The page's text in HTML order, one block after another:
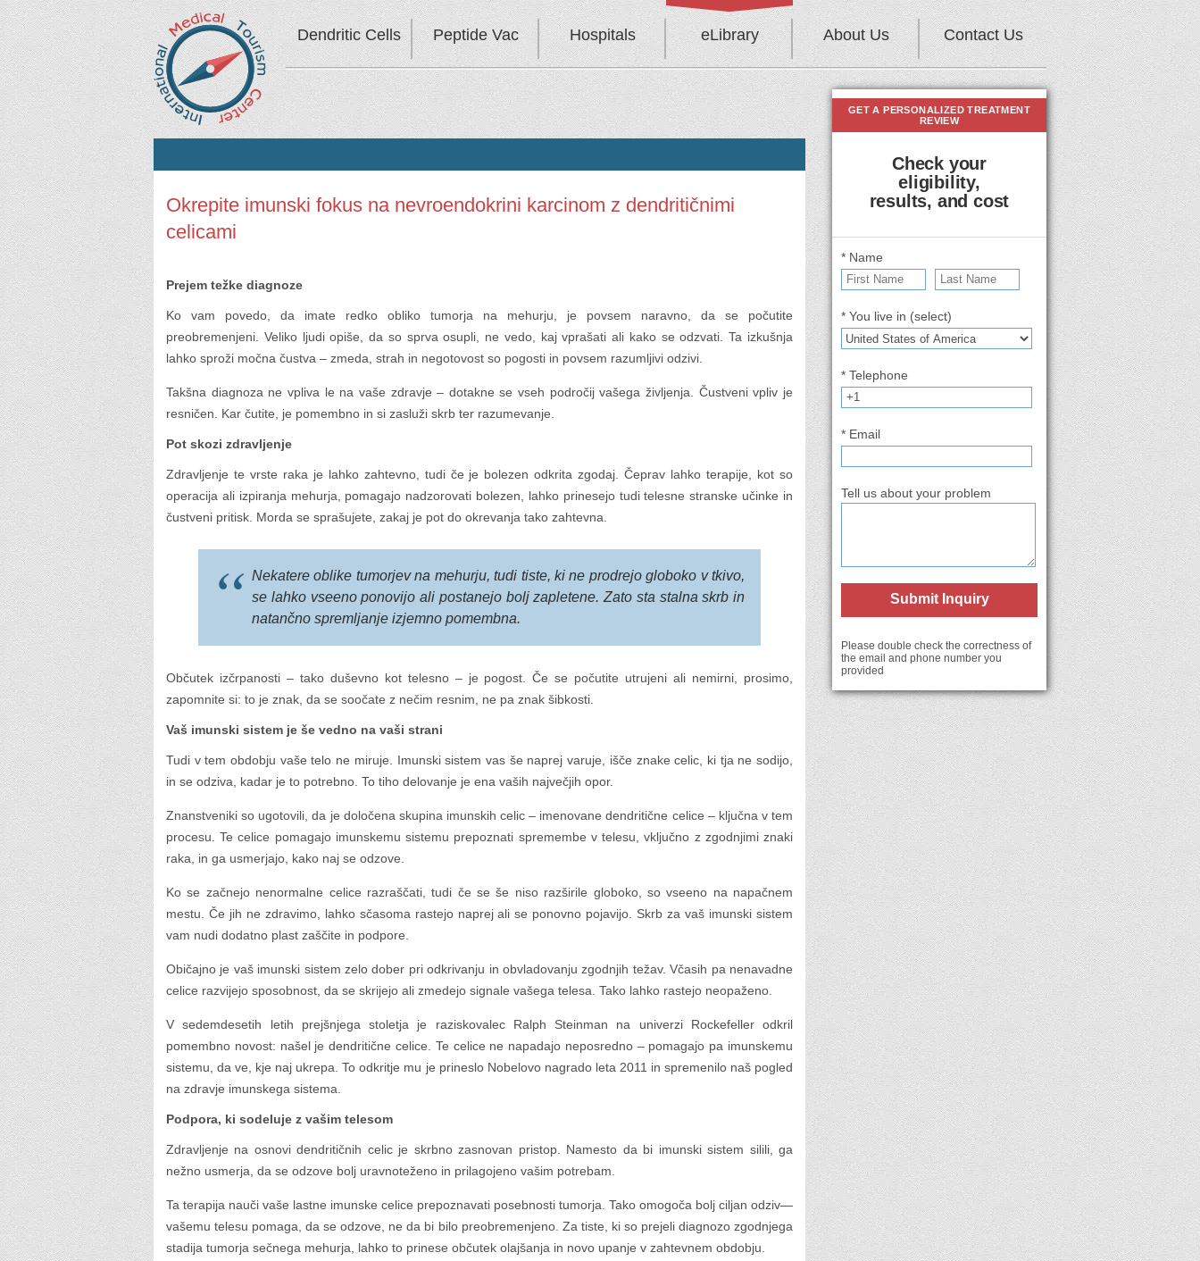
Dendritic Cells Peptide Vac Hospitals eLibrary About Us Contact Us
Okrepite imunski fokus na nevroendokrini karcinom z dendritičnimi
celicami
Prejem težke diagnoze
Ko vam povedo, da imate redko obliko tumorja na mehurju, je povsem naravno, da se počutite
preobremenjeni. Veliko ljudi opiše, da so sprva osupli, ne vedo, kaj vprašati ali kako se odzvati. Ta izkušnja
lahko sproži močna čustva – zmeda, strah in negotovost so pogosti in povsem razumljivi odzivi.
Takšna diagnoza ne vpliva le na vaše zdravje – dotakne se vseh področij vašega življenja. Čustveni vpliv je
resničen. Kar čutite, je pomembno in si zasluži skrb ter razumevanje.
Pot skozi zdravljenje
Zdravljenje te vrste raka je lahko zahtevno, tudi če je bolezen odkrita zgodaj. Čeprav lahko terapije, kot so
operacija ali izpiranja mehurja, pomagajo nadzorovati bolezen, lahko prinesejo tudi telesne stranske učinke in
čustveni pritisk. Morda se sprašujete, zakaj je pot do okrevanja tako zahtevna.
Nekatere oblike tumorjev na mehurju, tudi tiste, ki ne prodrejo globoko v tkivo,
se lahko vseeno ponovijo ali postanejo bolj zapletene. Zato sta stalna skrb in
natančno spremljanje izjemno pomembna.
Občutek izčrpanosti – tako duševno kot telesno – je pogost. Če se počutite utrujeni ali nemirni, prosimo,
zapomnite si: to je znak, da se soočate z nečim resnim, ne pa znak šibkosti.
Vaš imunski sistem je še vedno na vaši strani
Tudi v tem obdobju vaše telo ne miruje. Imunski sistem vas še naprej varuje, išče znake celic, ki tja ne sodijo,
in se odziva, kadar je to potrebno. To tiho delovanje je ena vaših največjih opor.
Znanstveniki so ugotovili, da je določena skupina imunskih celic – imenovane dendritične celice – ključna v tem
procesu. Te celice pomagajo imunskemu sistemu prepoznati spremembe v telesu, vključno z zgodnjimi znaki
raka, in ga usmerjajo, kako naj se odzove.
Ko se začnejo nenormalne celice razraščati, tudi če se še niso razširile globoko, so vseeno na napačnem
mestu. Če jih ne zdravimo, lahko sčasoma rastejo naprej ali se ponovno pojavijo. Skrb za vaš imunski sistem
vam nudi dodatno plast zaščite in podpore.
Običajno je vaš imunski sistem zelo dober pri odkrivanju in obvladovanju zgodnjih težav. Včasih pa nenavadne
celice razvijejo sposobnost, da se skrijejo ali zmedejo signale vašega telesa. Tako lahko rastejo neopaženo.
V sedemdesetih letih prejšnjega stoletja je raziskovalec Ralph Steinman na univerzi Rockefeller odkril
pomembno novost: našel je dendritične celice. Te celice ne napadajo neposredno – pomagajo pa imunskemu
sistemu, da ve, kje naj ukrepa. To odkritje mu je prineslo Nobelovo nagrado leta 2011 in spremenilo naš pogled
na zdravje imunskega sistema.
Podpora, ki sodeluje z vašim telesom
Zdravljenje na osnovi dendritičnih celic je skrbno zasnovan pristop. Namesto da bi imunski sistem silili, ga
nežno usmerja, da se odzove bolj uravnoteženo in prilagojeno vašim potrebam.
Ta terapija nauči vaše lastne imunske celice prepoznavati posebnosti tumorja. Tako omogoča bolj ciljan odziv—
vašemu telesu pomaga, da se odzove, ne da bi bilo preobremenjeno. Za tiste, ki so prejeli diagnozo zgodnjega
stadija tumorja sečnega mehurja, lahko to prinese občutek olajšanja in novo upanje v zahtevnem obdobju.
GET A PERSONALIZED TREATMENT
REVIEW
Check your
eligibility,
results, and cost
* Name
* You live in (select)
* Telephone
* Email
Tell us about your problem
Submit Inquiry
Please double check the correctness of
the email and phone number you
provided